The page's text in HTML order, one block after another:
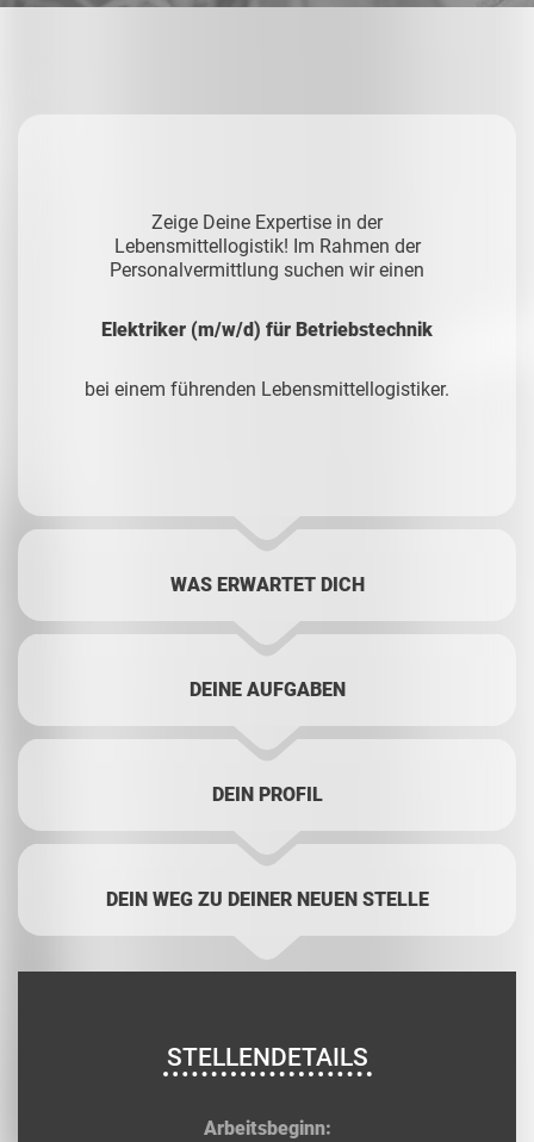
Zeige Deine Expertise in der
Lebensmittellogistik! Im Rahmen der
Personalvermittlung suchen wir einen
Elektriker (m/w/d) für Betriebstechnik
bei einem führenden Lebensmittellogistiker.
WAS ERWARTET DICH
DEINE AUFGABEN
DEIN PROFIL
DEIN WEG ZU DEINER NEUEN STELLE
STELLENDETAILS
Arbeitsbeginn: